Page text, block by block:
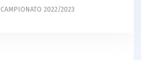
CAMPIONATO 2022/2023